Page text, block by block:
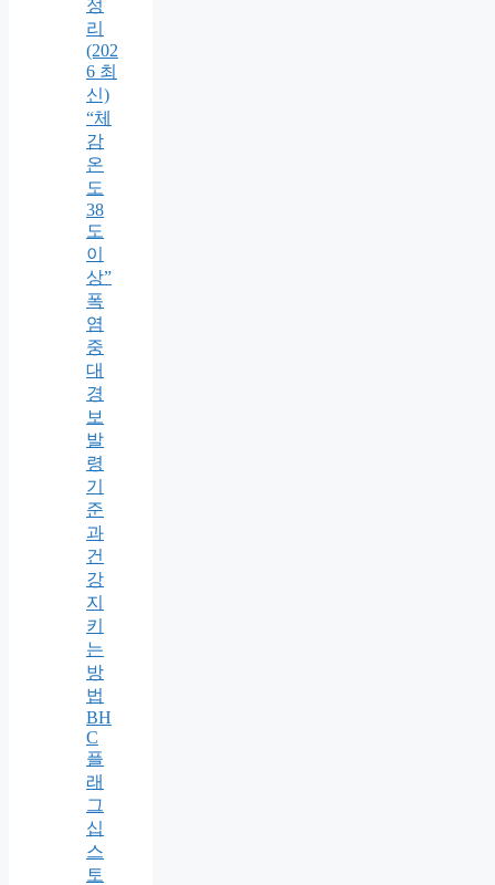
정
리
(202
6 최
신)
“체
감
온
도
38
도
이
상”
폭
염
중
대
경
보
발
령
기
준
과
건
강
지
키
는
방
법
BH
C
플
래
그
십
스
토